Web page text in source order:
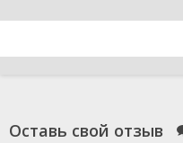
Оставь свой отзыв